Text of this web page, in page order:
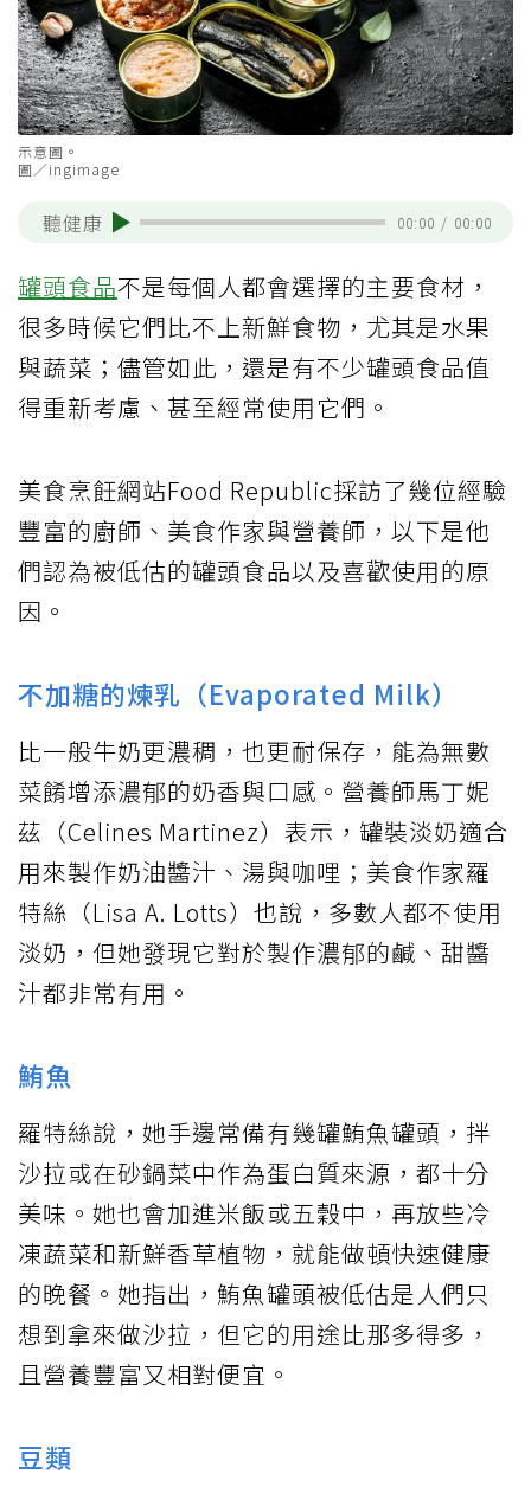
示意圖。
圖／ingimage
聽健康 00:00 / 00:00
罐頭食品不是每個人都會選擇的主要食材，
很多時候它們比不上新鮮食物，尤其是水果
與蔬菜；儘管如此，還是有不少罐頭食品值
得重新考慮、甚至經常使用它們。
美食烹飪網站Food Republic採訪了幾位經驗
豐富的廚師、美食作家與營養師，以下是他
們認為被低估的罐頭食品以及喜歡使用的原
因。
不加糖的煉乳（Evaporated Milk）
比一般牛奶更濃稠，也更耐保存，能為無數
菜餚增添濃郁的奶香與口感。營養師馬丁妮
茲（Celines Martinez）表示，罐裝淡奶適合
用來製作奶油醬汁、湯與咖哩；美食作家羅
特絲（Lisa A. Lotts）也說，多數人都不使用
淡奶，但她發現它對於製作濃郁的鹹、甜醬
汁都非常有用。
鮪魚
羅特絲說，她手邊常備有幾罐鮪魚罐頭，拌
沙拉或在砂鍋菜中作為蛋白質來源，都十分
美味。她也會加進米飯或五穀中，再放些冷
凍蔬菜和新鮮香草植物，就能做頓快速健康
的晚餐。她指出，鮪魚罐頭被低估是人們只
想到拿來做沙拉，但它的用途比那多得多，
且營養豐富又相對便宜。
豆類